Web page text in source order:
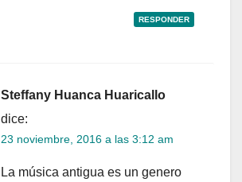
RESPONDER
Steffany Huanca Huaricallo
dice:
23 noviembre, 2016 a las 3:12 am
La música antigua es un genero